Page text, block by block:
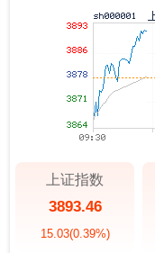
上证指数
3893.46
15.03(0.39%)